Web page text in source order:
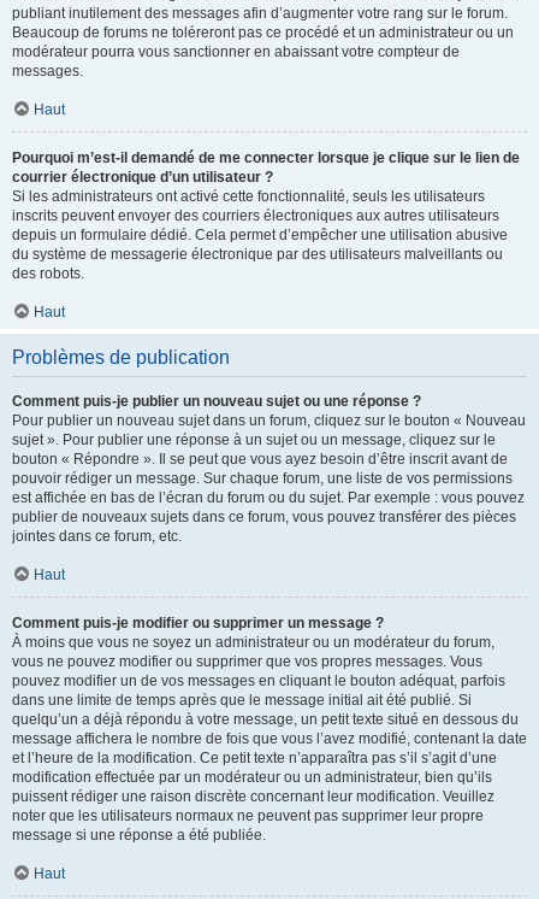
publiant inutilement des messages afin d’augmenter votre rang sur le forum.
Beaucoup de forums ne toléreront pas ce procédé et un administrateur ou un
modérateur pourra vous sanctionner en abaissant votre compteur de
messages.
Haut
Pourquoi m’est-il demandé de me connecter lorsque je clique sur le lien de
courrier électronique d’un utilisateur ?
Si les administrateurs ont activé cette fonctionnalité, seuls les utilisateurs
inscrits peuvent envoyer des courriers électroniques aux autres utilisateurs
depuis un formulaire dédié. Cela permet d’empêcher une utilisation abusive
du système de messagerie électronique par des utilisateurs malveillants ou
des robots.
Haut
Problèmes de publication
Comment puis-je publier un nouveau sujet ou une réponse ?
Pour publier un nouveau sujet dans un forum, cliquez sur le bouton « Nouveau
sujet ». Pour publier une réponse à un sujet ou un message, cliquez sur le
bouton « Répondre ». Il se peut que vous ayez besoin d’être inscrit avant de
pouvoir rédiger un message. Sur chaque forum, une liste de vos permissions
est affichée en bas de l’écran du forum ou du sujet. Par exemple : vous pouvez
publier de nouveaux sujets dans ce forum, vous pouvez transférer des pièces
jointes dans ce forum, etc.
Haut
Comment puis-je modifier ou supprimer un message ?
À moins que vous ne soyez un administrateur ou un modérateur du forum,
vous ne pouvez modifier ou supprimer que vos propres messages. Vous
pouvez modifier un de vos messages en cliquant le bouton adéquat, parfois
dans une limite de temps après que le message initial ait été publié. Si
quelqu’un a déjà répondu à votre message, un petit texte situé en dessous du
message affichera le nombre de fois que vous l’avez modifié, contenant la date
et l’heure de la modification. Ce petit texte n’apparaîtra pas s’il s’agit d’une
modification effectuée par un modérateur ou un administrateur, bien qu’ils
puissent rédiger une raison discrète concernant leur modification. Veuillez
noter que les utilisateurs normaux ne peuvent pas supprimer leur propre
message si une réponse a été publiée.
Haut